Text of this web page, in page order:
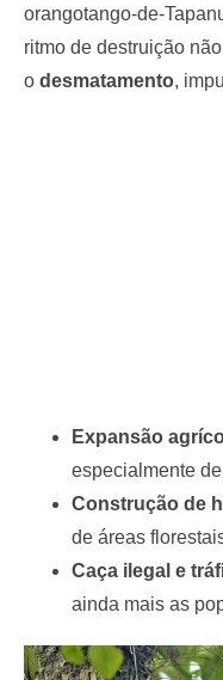
orangotango-de-
ritmo de destruição
o desmatamento,
Expansão
especialmente
Construção de
de áreas
Caça ilegal e
ainda mais as